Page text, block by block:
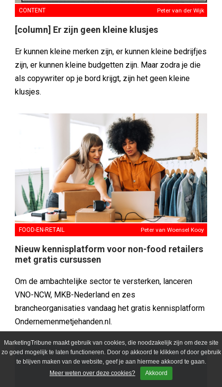
MarketingTribune maakt gebruik van cookies, die noodzakelijk zijn om deze site
zo goed mogelijk te laten functioneren. Door op akkoord te klikken of door gebruik
te blijven maken van de website, geef je aan hiermee akkoord te gaan.
Meer weten over deze cookies?
Akkoord
CONTENT Peter van der Wijk
[column] Er zijn geen kleine klusjes
Er kunnen kleine merken zijn, er kunnen kleine bedrijfjes
zijn, er kunnen kleine budgetten zijn. Maar zodra je die
als copywriter op je bord krijgt, zijn het geen kleine
klusjes.
FOOD-EN-RETAIL Peter van Woensel Kooy
Nieuw kennisplatform voor non-food retailers
met gratis cursussen
Om de ambachtelijke sector te versterken, lanceren
VNO-NCW, MKB-Nederland en zes
brancheorganisaties vandaag het gratis kennisplatform
Ondernemenmetjehanden.nl.